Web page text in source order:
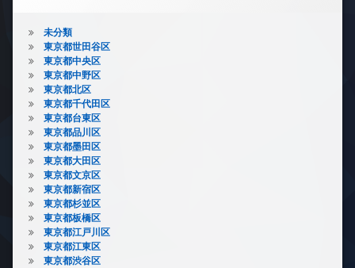
未分類
東京都世田谷区
東京都中央区
東京都中野区
東京都北区
東京都千代田区
東京都台東区
東京都品川区
東京都墨田区
東京都大田区
東京都文京区
東京都新宿区
東京都杉並区
東京都板橋区
東京都江戸川区
東京都江東区
東京都渋谷区